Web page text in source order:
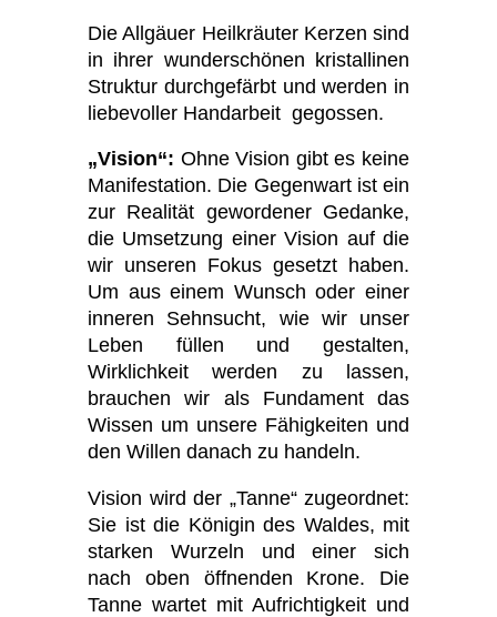
Die Allgäuer Heilkräuter Kerzen sind
in ihrer wunderschönen kristallinen
Struktur durchgefärbt und werden in
liebevoller Handarbeit gegossen.
„Vision“: Ohne Vision gibt es keine
Manifestation. Die Gegenwart ist ein
zur Realität gewordener Gedanke,
die Umsetzung einer Vision auf die
wir unseren Fokus gesetzt haben.
Um aus einem Wunsch oder einer
inneren Sehnsucht, wie wir unser
Leben füllen und gestalten,
Wirklichkeit werden zu lassen,
brauchen wir als Fundament das
Wissen um unsere Fähigkeiten und
den Willen danach zu handeln.
Vision wird der „Tanne“ zugeordnet:
Sie ist die Königin des Waldes, mit
starken Wurzeln und einer sich
nach oben öffnenden Krone. Die
Tanne wartet mit Aufrichtigkeit und